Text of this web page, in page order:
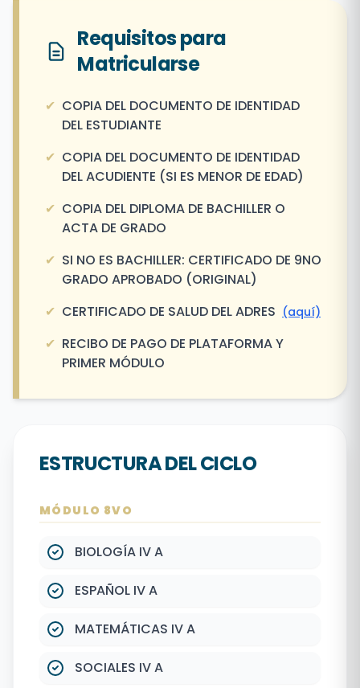
Requisitos para
Matricularse
✔ COPIA DEL DOCUMENTO DE IDENTIDAD
DEL ESTUDIANTE
✔ COPIA DEL DOCUMENTO DE IDENTIDAD
DEL ACUDIENTE (SI ES MENOR DE EDAD)
✔ COPIA DEL DIPLOMA DE BACHILLER O
ACTA DE GRADO
✔ SI NO ES BACHILLER: CERTIFICADO DE 9NO
GRADO APROBADO (ORIGINAL)
✔ CERTIFICADO DE SALUD DEL ADRES (aquí)
✔ RECIBO DE PAGO DE PLATAFORMA Y
PRIMER MÓDULO
ESTRUCTURA DEL CICLO
MÓDULO 8VO
BIOLOGÍA IV A
ESPAÑOL IV A
MATEMÁTICAS IV A
SOCIALES IV A